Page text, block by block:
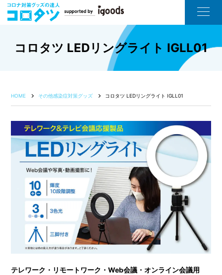
コロタツ LEDリングライト IGLL01
HOME その他感染症対策グッズ コロタツ LEDリングライト IGLL01
テレワーク・リモートワーク・Web会議・オンライン会議用